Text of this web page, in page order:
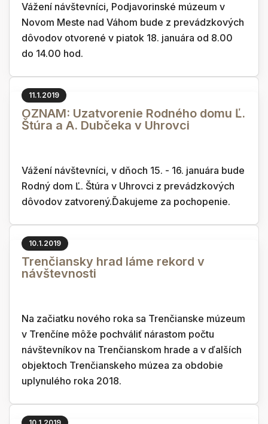
Vážení návštevníci, Podjavorinské múzeum v
Novom Meste nad Váhom bude z prevádzkových
dôvodov otvorené v piatok 18. januára od 8.00
do 14.00 hod.
11.1.2019
OZNAM: Uzatvorenie Rodného domu Ľ.
Štúra a A. Dubčeka v Uhrovci
Vážení návštevníci, v dňoch 15. - 16. januára bude
Rodný dom Ľ. Štúra v Uhrovci z prevádzkových
dôvodov zatvorený.Ďakujeme za pochopenie.
10.1.2019
Trenčiansky hrad láme rekord v
návštevnosti
Na začiatku nového roka sa Trenčianske múzeum
v Trenčíne môže pochváliť nárastom počtu
návštevníkov na Trenčianskom hrade a v ďalších
objektoch Trenčianskeho múzea za obdobie
uplynulého roka 2018.